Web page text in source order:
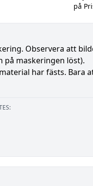
på
Observera att
på maskeringen löst).
har fästs. Bara